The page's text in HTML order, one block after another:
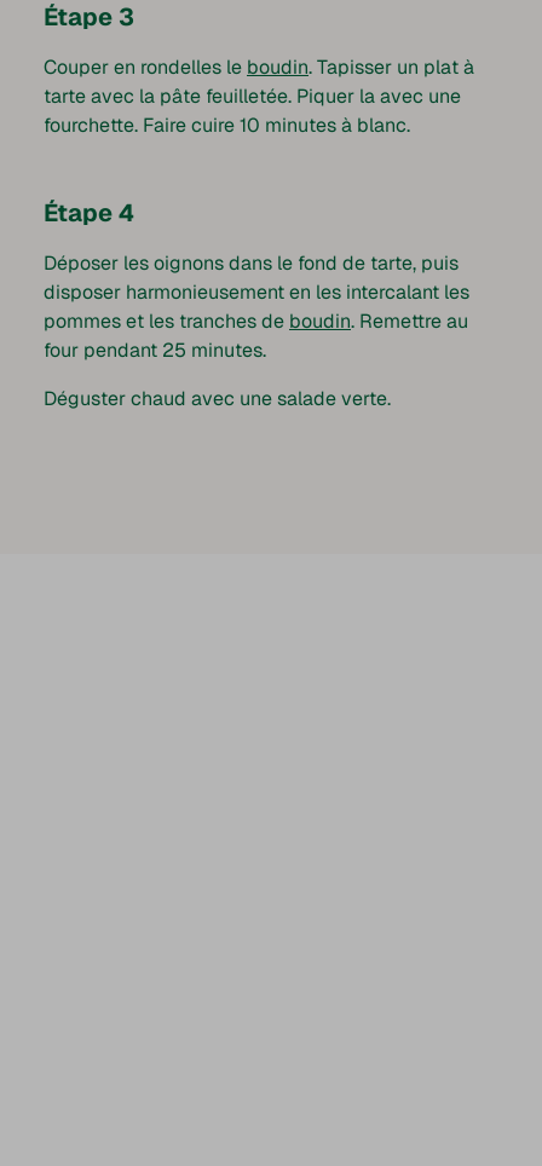
Étape 3
Couper en rondelles le boudin. Tapisser un plat à
tarte avec la pâte feuilletée. Piquer la avec une
fourchette. Faire cuire 10 minutes à blanc.
Étape 4
Déposer les oignons dans le fond de tarte, puis
disposer harmonieusement en les intercalant les
pommes et les tranches de boudin. Remettre au
four pendant 25 minutes.
Déguster chaud avec une salade verte.